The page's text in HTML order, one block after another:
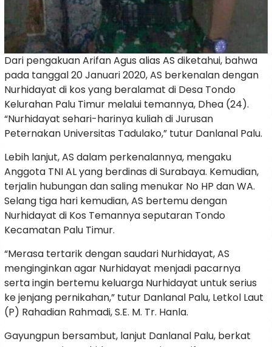
Dari pengakuan Arifan Agus alias AS diketahui, bahwa
pada tanggal 20 Januari 2020, AS berkenalan dengan
Nurhidayat di kos yang beralamat di Desa Tondo
Kelurahan Palu Timur melalui temannya, Dhea (24).
“Nurhidayat sehari-harinya kuliah di Jurusan
Peternakan Universitas Tadulako,” tutur Danlanal Palu.
Lebih lanjut, AS dalam perkenalannya, mengaku
Anggota TNI AL yang berdinas di Surabaya. Kemudian,
terjalin hubungan dan saling menukar No HP dan WA.
Selang tiga hari kemudian, AS bertemu dengan
Nurhidayat di Kos Temannya seputaran Tondo
Kecamatan Palu Timur.
“Merasa tertarik dengan saudari Nurhidayat, AS
menginginkan agar Nurhidayat menjadi pacarnya
serta ingin bertemu keluarga Nurhidayat untuk serius
ke jenjang pernikahan,” tutur Danlanal Palu, Letkol Laut
(P) Rahadian Rahmadi, S.E. M. Tr. Hanla.
Gayungpun bersambut, lanjut Danlanal Palu, berkat